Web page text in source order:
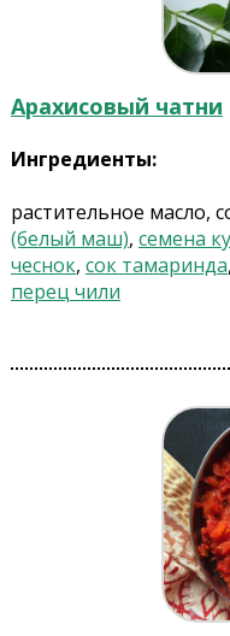
Арахисовый чатни
Ингредиенты:
растительное масло,
(белый маш), семена
чеснок, сок тамаринда,
перец чили